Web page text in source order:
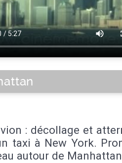
: décollage et
taxi à New York.
autour de